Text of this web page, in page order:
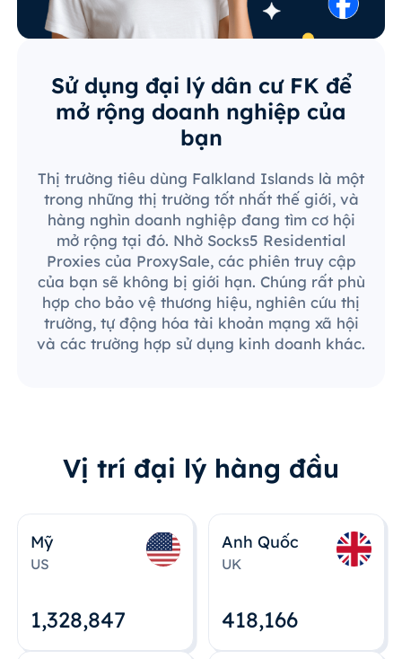
Sử dụng đại lý dân cư FK để
mở rộng doanh nghiệp của
bạn
Thị trường tiêu dùng Falkland Islands là một
trong những thị trường tốt nhất thế giới, và
hàng nghìn doanh nghiệp đang tìm cơ hội
mở rộng tại đó. Nhờ Socks5 Residential
Proxies của ProxySale, các phiên truy cập
của bạn sẽ không bị giới hạn. Chúng rất phù
hợp cho bảo vệ thương hiệu, nghiên cứu thị
trường, tự động hóa tài khoản mạng xã hội
và các trường hợp sử dụng kinh doanh khác.
Vị trí đại lý hàng đầu
Mỹ
US
1,328,848
Anh Quốc
UK
418,167